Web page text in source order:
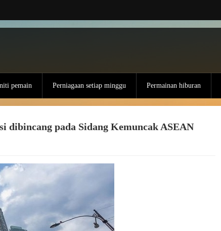
pemain Perniagaan setiap minggu Permainan hiburan
pada Sidang Kemuncak ASEAN